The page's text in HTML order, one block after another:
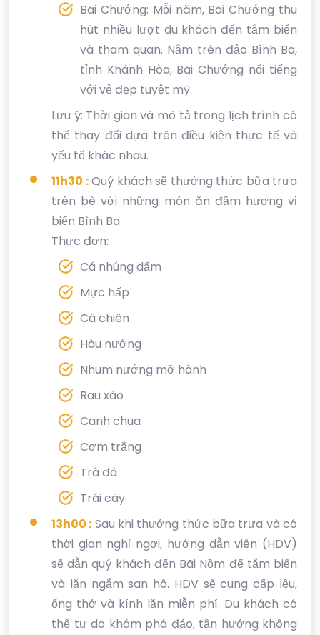
Bãi Chướng: Mỗi năm, Bãi Chướng thu
hút nhiều lượt du khách đến tắm biển
và tham quan. Nằm trên đảo Bình Ba,
tỉnh Khánh Hòa, Bãi Chướng nổi tiếng
với vẻ đẹp tuyệt mỹ.
Lưu ý: Thời gian và mô tả trong lịch trình có
thể thay đổi dựa trên điều kiện thực tế và
yếu tố khác nhau.
11h30 :Quý khách sẽ thưởng thức bữa trưa
trên bè với những món ăn đậm hương vị
biển Bình Ba.
Thực đơn:
Cá nhúng dấm
Mực hấp
Cá chiên
Hàu nướng
Nhum nướng mỡ hành
Rau xào
Canh chua
Cơm trắng
Trà đá
Trái cây
13h00 : Sau khi thưởng thức bữa trưa và có
thời gian nghỉ ngơi, hướng dẫn viên (HDV)
sẽ dẫn quý khách đến Bãi Nồm để tắm biển
và lặn ngắm san hô. HDV sẽ cung cấp lều,
ống thở và kính lặn miễn phí. Du khách có
thể tự do khám phá đảo, tận hưởng không